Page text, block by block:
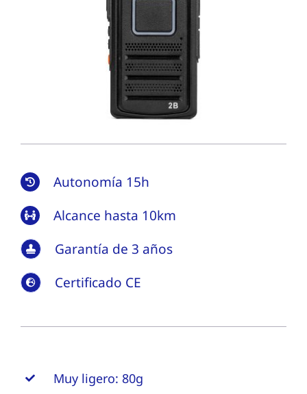
Autonomía 15h
Alcance hasta 10km
Garantía de 3 años
Certificado CE
Muy ligero: 80g